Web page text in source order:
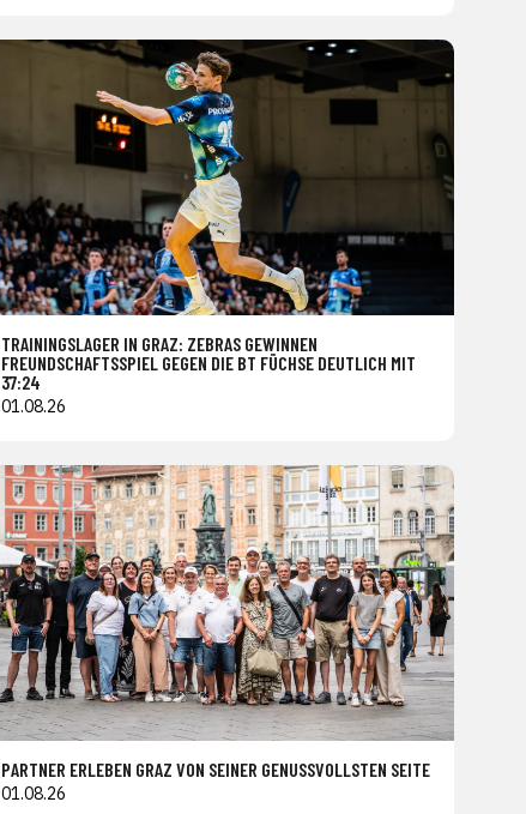
TRAININGSLAGER IN GRAZ: ZEBRAS GEWINNEN
FREUNDSCHAFTSSPIEL GEGEN DIE BT FÜCHSE DEUTLICH MIT
37:24
01.08.26
PARTNER ERLEBEN GRAZ VON SEINER GENUSSVOLLSTEN SEITE
01.08.26